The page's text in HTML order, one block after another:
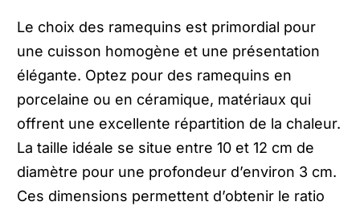
Le choix des ramequins est primordial pour
une cuisson homogène et une présentation
élégante. Optez pour des ramequins en
porcelaine ou en céramique, matériaux qui
offrent une excellente répartition de la chaleur.
La taille idéale se situe entre 10 et 12 cm de
diamètre pour une profondeur d’environ 3 cm.
Ces dimensions permettent d’obtenir le ratio